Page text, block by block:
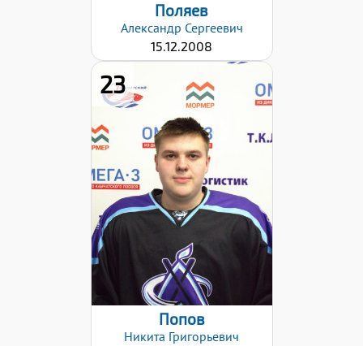
Поляев
Александр Сергеевич
15.12.2008
23
Рост:
171
Вес:
80
Хват клюшки:
Левый
Дата заявки:
02.10.2023
Попов
Никита Григорьевич